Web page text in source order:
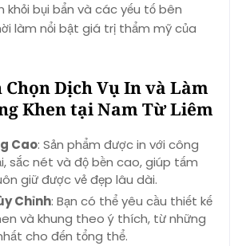
khỏi bụi bẩn và các yếu tố bên
làm nổi bật giá trị thẩm mỹ của
Chọn Dịch Vụ In và Làm
Khen tại Nam Từ Liêm
Cao: Sản phẩm được in với công
sắc nét và độ bền cao, giúp tấm
giữ được vẻ đẹp lâu dài.
Chỉnh: Bạn có thể yêu cầu thiết kế
và khung theo ý thích, từ những
cho đến tổng thể.